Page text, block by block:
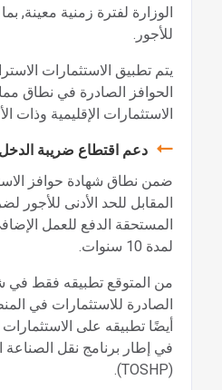
الوزارة لفترة زمنية معينة,
للأجور.
يتم تطبيق الاستثمارات
الحوافز الصادرة في نطاق
الاستثمارات الإقليمية وذات
دعم اقتطاع ضريبة الدخل
ضمن نطاق شهادة حوافز
المقابل للحد الأدنى للأجور
المستحقة الدفع للعمل
لمدة 10 سنوات.
من المتوقع تطبيقه فقط في
الصادرة للاستثمارات في
أيضًا تطبيقه على الاستثمارات
في إطار برنامج نقل الصناعة
(TOSHP).